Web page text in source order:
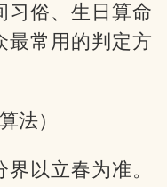
习俗、生日算命
最常用的判定方
法）
以立春为准。